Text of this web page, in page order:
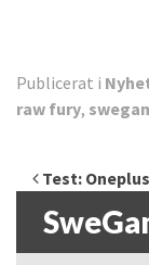
Publicerat i
raw fury,
Test: